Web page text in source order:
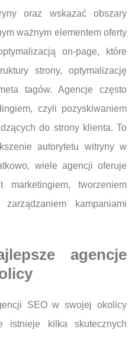
oraz wskazać obszary
ważnym elementem oferty
on-page, które
strony, optymalizację
tagów. Agencje często
czyli pozyskiwaniem
do strony klienta. To
autorytetu witryny w
wiele agencji oferuje
tworzeniem
kampaniami
agencje
SEO w swojej okolicy
istnieje kilka skutecznych